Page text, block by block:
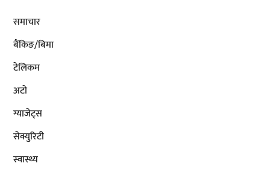
समाचार
बैंकिङ/बिमा
टेलिकम
अटाे
ग्याजेट्स
सेक्युरिटी
स्वास्थ्य